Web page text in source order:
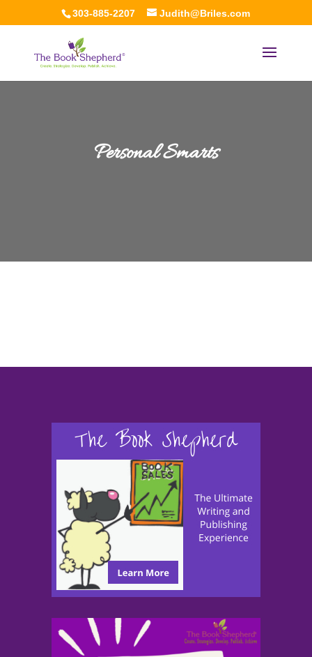
303-885-2207 Judith@Briles.com
Personal Smarts